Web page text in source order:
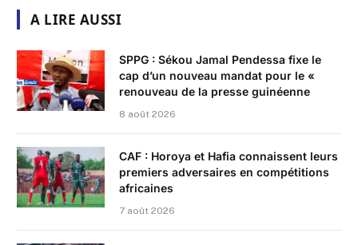
A LIRE AUSSI
SPPG : Sékou Jamal Pendessa fixe le
cap d’un nouveau mandat pour le «
renouveau de la presse guinéenne
8 août 2026
CAF : Horoya et Hafia connaissent leurs
premiers adversaires en compétitions
africaines
7 août 2026